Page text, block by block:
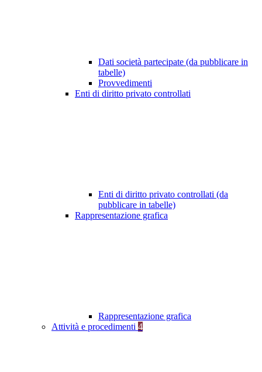
Dati società partecipate (da pubblicare in
tabelle)
Provvedimenti
Enti di diritto privato controllati
Enti di diritto privato controllati (da
pubblicare in tabelle)
Rappresentazione grafica
Rappresentazione grafica
Attività e procedimenti 4